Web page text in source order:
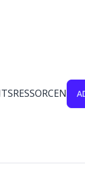
RESSORCEN